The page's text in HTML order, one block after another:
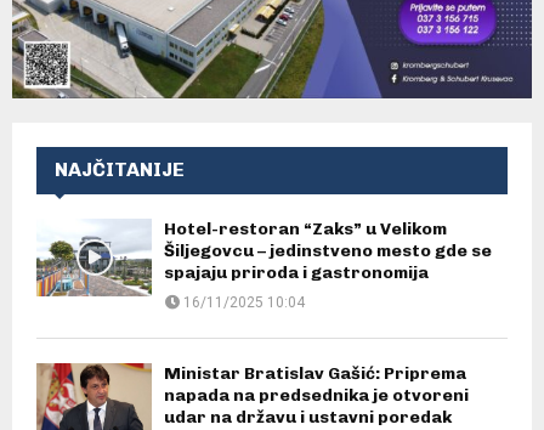
NAJČITANIJE
Hotel-restoran “Zaks” u Velikom
Šiljegovcu – jedinstveno mesto gde se
spajaju priroda i gastronomija
16/11/2025 10:04
Ministar Bratislav Gašić: Priprema
napada na predsednika je otvoreni
udar na državu i ustavni poredak